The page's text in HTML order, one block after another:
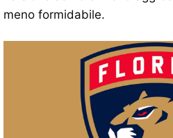
meno formidabile.